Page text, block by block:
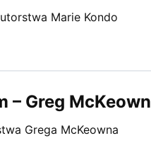
Marie Kondo
– Greg McKeown
Grega McKeowna